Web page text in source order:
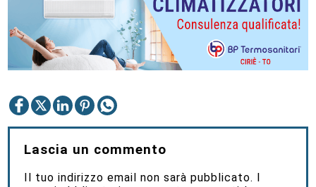
Lascia un commento
Il tuo indirizzo email non sarà pubblicato. I